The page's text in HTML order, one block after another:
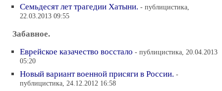
Семьдесят лет трагедии Хатыни. - публицистика,
22.03.2013 09:55
Забавное.
Еврейское казачество восстало - публицистика, 20.04.2013
05:20
Новый вариант военной присяги в России. -
публицистика, 24.12.2012 16:58